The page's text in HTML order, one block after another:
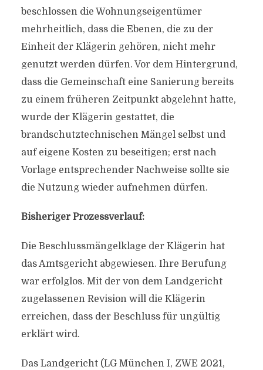
beschlossen die Wohnungseigentümer
mehrheitlich, dass die Ebenen, die zu der
Einheit der Klägerin gehören, nicht mehr
genutzt werden dürfen. Vor dem Hintergrund,
dass die Gemeinschaft eine Sanierung bereits
zu einem früheren Zeitpunkt abgelehnt hatte,
wurde der Klägerin gestattet, die
brandschutztechnischen Mängel selbst und
auf eigene Kosten zu beseitigen; erst nach
Vorlage entsprechender Nachweise sollte sie
die Nutzung wieder aufnehmen dürfen.
Bisheriger Prozessverlauf:
Die Beschlussmängelklage der Klägerin hat
das Amtsgericht abgewiesen. Ihre Berufung
war erfolglos. Mit der von dem Landgericht
zugelassenen Revision will die Klägerin
erreichen, dass der Beschluss für ungültig
erklärt wird.
Das Landgericht (LG München I, ZWE 2021,